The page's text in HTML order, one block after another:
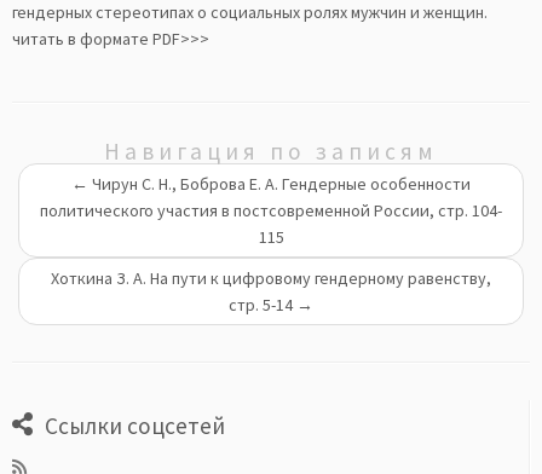
гендерных стереотипах о социальных ролях мужчин и женщин.
читать в формате PDF>>>
Навигация по записям
← Чирун С. Н., Боброва Е. А. Гендерные особенности
политического участия в постсовременной России, стр. 104-
115
Хоткина З. А. На пути к цифровому гендерному равенству,
стр. 5-14 →
Ссылки соцсетей